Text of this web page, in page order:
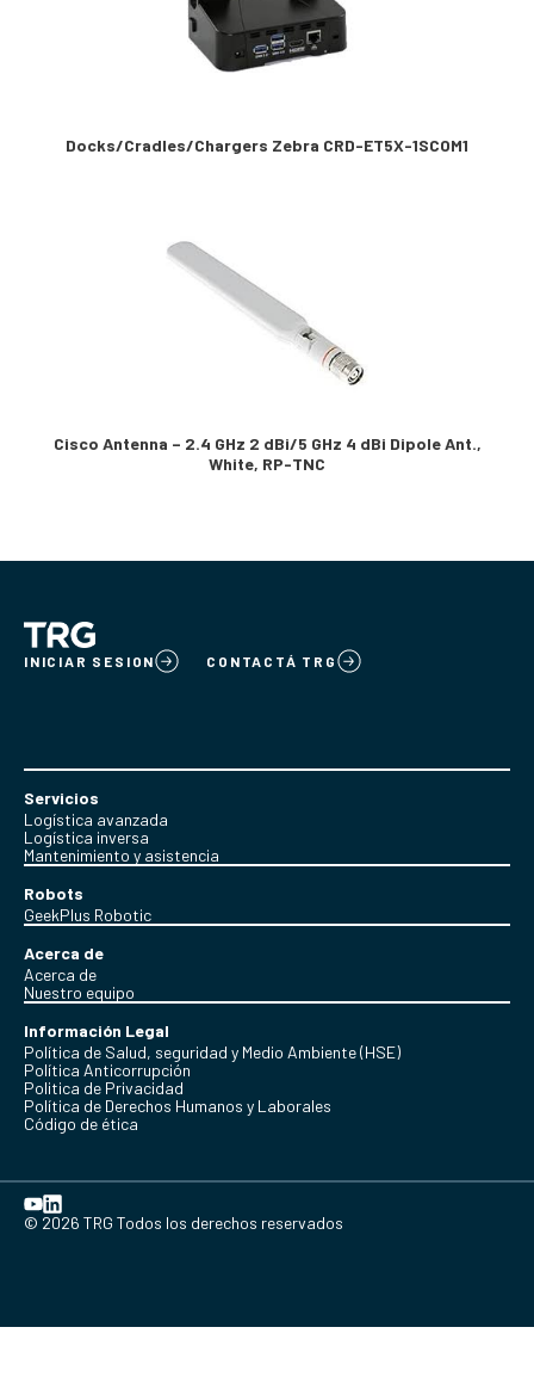
Docks/Cradles/Chargers Zebra CRD-ET5X-1SCOM1
Cisco Antenna – 2.4 GHz 2 dBi/5 GHz 4 dBi Dipole Ant.,
White, RP-TNC
INICIAR SESION CONTACTÁ TRG
Servicios
Logística avanzada
Logística inversa
Mantenimiento y asistencia
Robots
GeekPlus Robotic
Acerca de
Acerca de
Nuestro equipo
Información Legal
Política de Salud, seguridad y Medio Ambiente (HSE)
Política Anticorrupción
Politica de Privacidad
Política de Derechos Humanos y Laborales
Código de ética
© 2026 TRG Todos los derechos reservados